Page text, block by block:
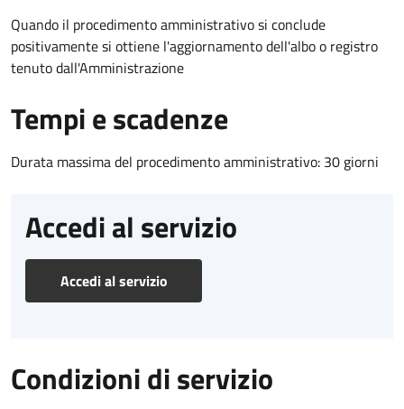
Quando il procedimento amministrativo si conclude
positivamente si ottiene l'aggiornamento dell'albo o registro
tenuto dall'Amministrazione
Tempi e scadenze
Durata massima del procedimento amministrativo: 30 giorni
Accedi al servizio
Accedi al servizio
Condizioni di servizio